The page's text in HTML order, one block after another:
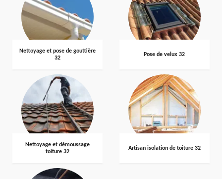
Nettoyage et pose de gouttière
32
Pose de velux 32
Nettoyage et démoussage
toiture 32
Artisan isolation de toiture 32